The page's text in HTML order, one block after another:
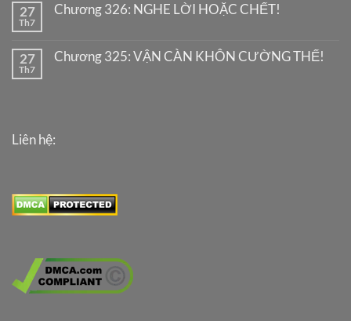
27
Th7
Chương 326: NGHE LỜI HOẶC CHẾT!
27
Th7
Chương 325: VẬN CÀN KHÔN CƯỜNG THẾ!
Liên hệ: